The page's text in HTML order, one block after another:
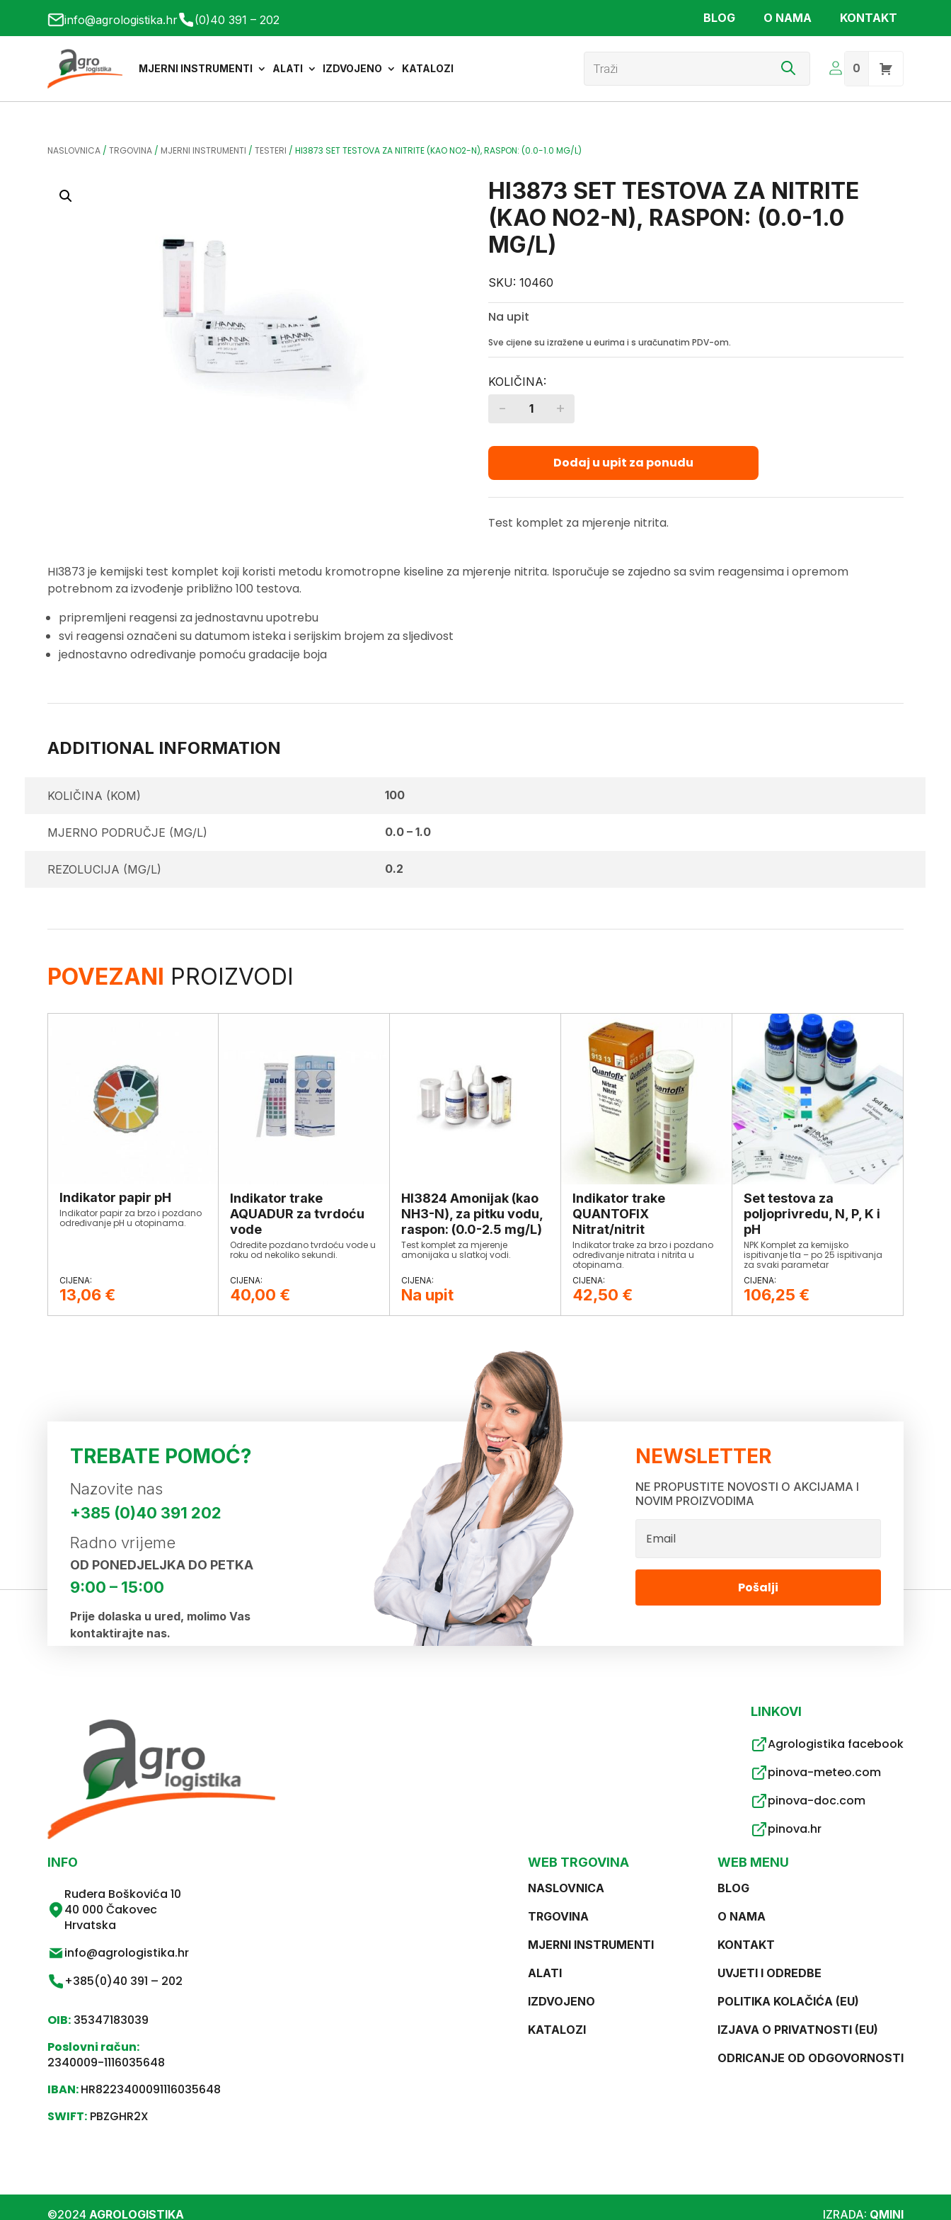
info@agrologistika.hr (0)40 391 – 202 BLOG O NAMA KONTAKT
MJERNI INSTRUMENTI ALATI IZDVOJENO KATALOZI
Products
search 0
NASLOVNICA /TRGOVINA / MJERNI INSTRUMENTI /TESTERI /HI3873 SET TESTOVA ZA NITRITE (KAO NO2-N), RASPON: (0.0-1.0 MG/L)
HI3873 SET TESTOVA ZA NITRITE
(KAO NO2-N), RASPON: (0.0-1.0
MG/L)
SKU:10460
Na upit
Sve cijene su izražene u eurima i s uračunatim PDV-om.
Quantity
- +
Dodaj u upit za ponudu
Test komplet za mjerenje nitrita.
HI3873 je kemijski test komplet koji koristi metodu kromotropne kiseline za mjerenje nitrita. Isporučuje se zajedno sa svim reagensima i opremom
potrebnom za izvođenje približno 100 testova.
pripremljeni reagensi za jednostavnu upotrebu
svi reagensi označeni su datumom isteka i serijskim brojem za sljedivost
jednostavno određivanje pomoću gradacije boja
ADDITIONAL INFORMATION
KOLIČINA (KOM) 100
MJERNO PODRUČJE (MG/L) 0.0 – 1.0
REZOLUCIJA (MG/L) 0.2
POVEZANI PROIZVODI
Indikator papir pH
Indikator papir za brzo i pozdano
određivanje pH u otopinama.
13,06 €
Indikator trake
AQUADUR za tvrdoću
vode
Odredite pozdano tvrdoću vode u
roku od nekoliko sekundi.
40,00 €
HI3824 Amonijak (kao
NH3-N), za pitku vodu,
raspon: (0.0-2.5 mg/L)
Test komplet za mjerenje
amonijaka u slatkoj vodi.
Na upit
Indikator trake
QUANTOFIX
Nitrat/nitrit
Indikator trake za brzo i pozdano
određivanje nitrata i nitrita u
otopinama.
42,50 €
Set testova za
poljoprivredu, N, P, K i
pH
NPK Komplet za kemijsko
ispitivanje tla – po 25 ispitivanja
za svaki parametar
106,25 €
TREBATE POMOĆ?
Nazovite nas
+385 (0)40 391 202
Radno vrijeme
OD PONEDJELJKA DO PETKA
9:00 – 15:00
Prije dolaska u ured, molimo Vas
kontaktirajte nas.
NEWSLETTER
NE PROPUSTITE NOVOSTI O AKCIJAMA I
NOVIM PROIZVODIMA
Pošalji
INFO
Ruđera Boškovića 10
40 000 Čakovec
Hrvatska
info@agrologistika.hr
+385(0)40 391 – 202
OIB: 35347183039
Poslovni račun:
2340009-1116035648
IBAN:HR8223400091116035648
SWIFT: PBZGHR2X
LINKOVI
Agrologistika facebook
pinova-meteo.com
pinova-doc.com
pinova.hr
WEB TRGOVINA
NASLOVNICA
TRGOVINA
MJERNI INSTRUMENTI
ALATI
IZDVOJENO
KATALOZI
WEB MENU
BLOG
O NAMA
KONTAKT
UVJETI I ODREDBE
POLITIKA KOLAČIĆA (EU)
IZJAVA O PRIVATNOSTI (EU)
ODRICANJE OD ODGOVORNOSTI
©2024 AGROLOGISTIKA IZRADA: QMINI